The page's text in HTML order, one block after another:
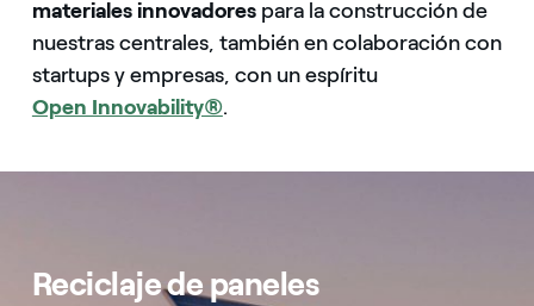
materiales innovadores para la construcción de
nuestras centrales, también en colaboración con
startups y empresas, con un espíritu
Open Innovability®.
Reciclaje de paneles